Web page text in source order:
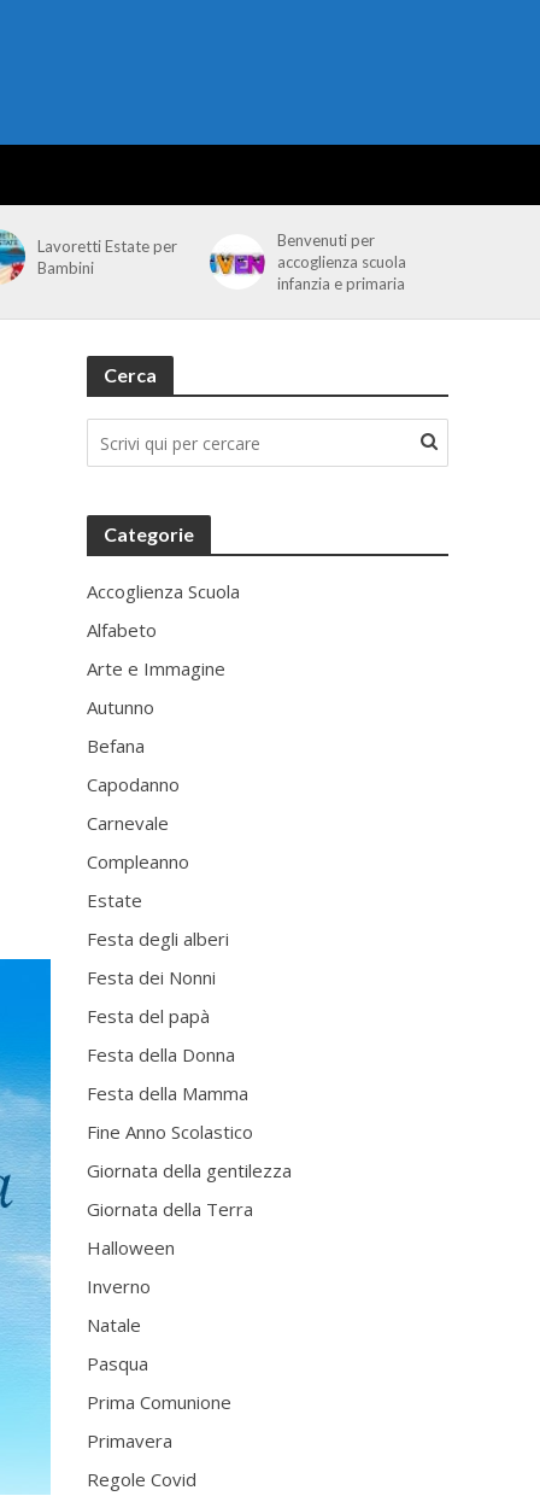
Lavoretti Estate per
Bambini
Benvenuti per
accoglienza scuola
infanzia e primaria
Cerca
Categorie
Accoglienza Scuola
Alfabeto
Arte e Immagine
Autunno
Befana
Capodanno
Carnevale
Compleanno
Estate
Festa degli alberi
Festa dei Nonni
Festa del papà
Festa della Donna
Festa della Mamma
Fine Anno Scolastico
Giornata della gentilezza
Giornata della Terra
Halloween
Inverno
Natale
Pasqua
Prima Comunione
Primavera
Regole Covid